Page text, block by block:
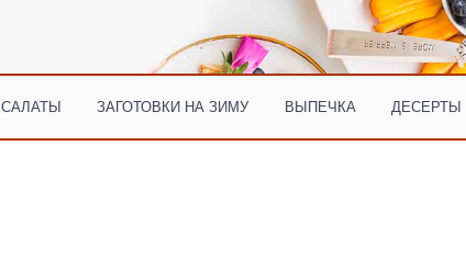
САЛАТЫ ЗАГОТОВКИ НА ЗИМУ ВЫПЕЧКА ДЕСЕРТЫ